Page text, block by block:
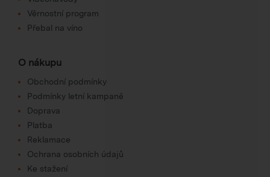
Věrnostní program
Přebal na víno
O nákupu
Obchodní podmínky
Podmínky letní kampaně
Doprava
Platba
Reklamace
Ochrana osobních údajů
Ke stažení